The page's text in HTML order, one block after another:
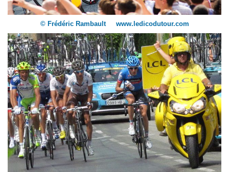
© Frédéric Rambault www.ledicodutour.com